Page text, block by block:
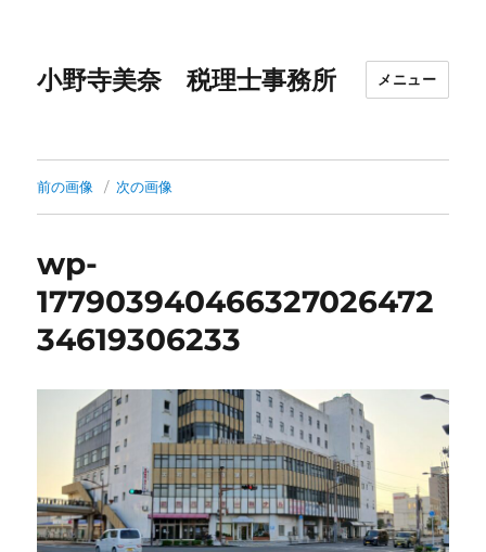
小野寺美奈 税理士事務所 メニュー
前の画像 次の画像
wp-
177903940466327026472
34619306233